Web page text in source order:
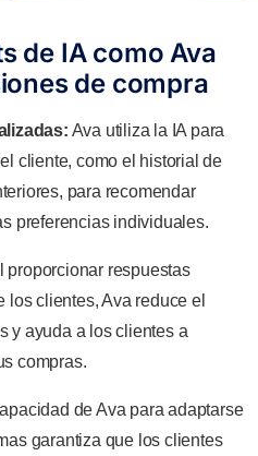
de IA como Ava
de compra
Ava utiliza la IA para
cliente, como el historial de
para recomendar
preferencias individuales.
proporcionar respuestas
los clientes, Ava reduce el
y ayuda a los clientes a
compras.
de Ava para adaptarse
garantiza que los clientes